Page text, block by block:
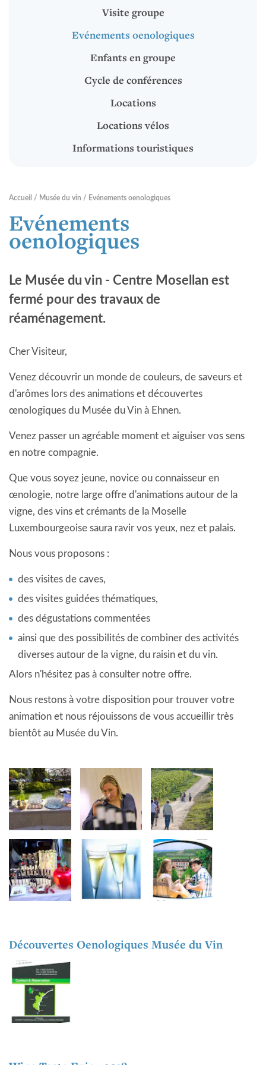
Sécurité
EVENTS
Visite groupe
Evénements oenologiques
Enfants en groupe
Cycle de conférences
Locations
Locations vélos
Informations touristiques
Accueil Musée du vin Evénements oenologiques
Evénements
oenologiques
Le Musée du vin - Centre Mosellan est
fermé pour des travaux de
réaménagement.
Cher Visiteur,
Venez découvrir un monde de couleurs, de saveurs et
d'arômes lors des animations et découvertes
œnologiques du Musée du Vin à Ehnen.
Venez passer un agréable moment et aiguiser vos sens
en notre compagnie.
Que vous soyez jeune, novice ou connaisseur en
œnologie, notre large offre d'animations autour de la
vigne, des vins et crémants de la Moselle
Luxembourgeoise saura ravir vos yeux, nez et palais.
Nous vous proposons :
des visites de caves,
des visites guidées thématiques,
des dégustations commentées
ainsi que des possibilités de combiner des activités
diverses autour de la vigne, du raisin et du vin.
Alors n'hésitez pas à consulter notre offre.
Nous restons à votre disposition pour trouver votre
animation et nous réjouissons de vous accueillir très
bientôt au Musée du Vin.
Découvertes Oenologiques Musée du Vin